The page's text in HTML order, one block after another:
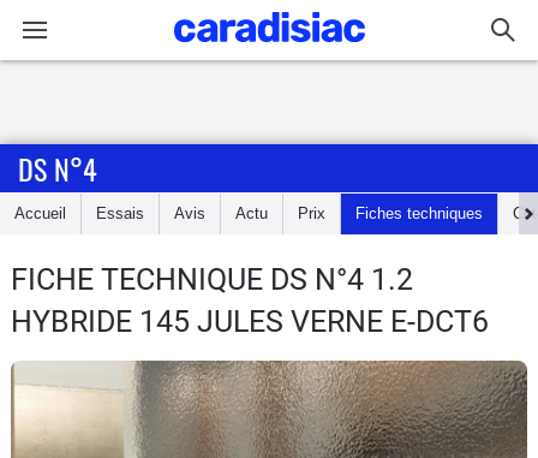
Accueil
Essais
Guide
d'achat
Electriques
DS N°4
Accueil Essais Avis Actu Prix Fiches techniques
FICHE TECHNIQUE DS N°4 1.2
HYBRIDE 145 JULES VERNE E-DCT6